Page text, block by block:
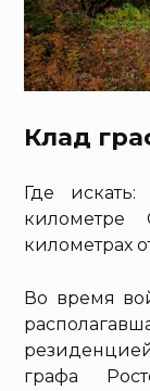
Клад
Где
километре
километрах
Во время
графа